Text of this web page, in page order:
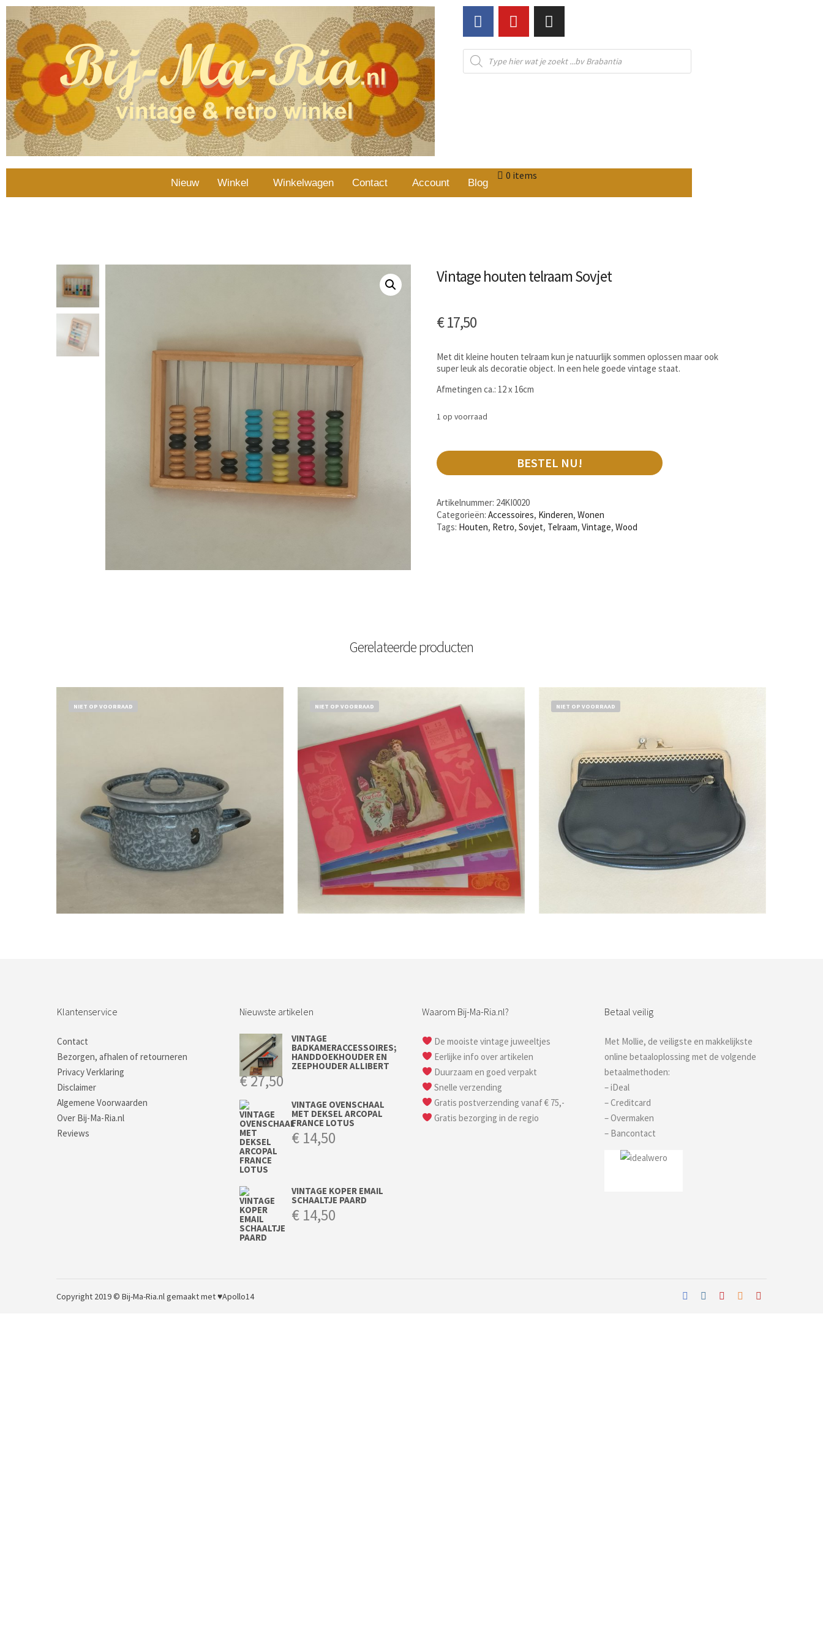
Nieuw Winkel Winkelwagen Contact Account Blog
0 items
Vintage houten telraam Sovjet
€17,50
Met dit kleine houten telraam kun je natuurlijk sommen oplossen maar ook
super leuk als decoratie object. In een hele goede vintage staat.
Afmetingen ca.: 12 x 16cm
1 op voorraad
BESTEL NU!
Artikelnummer: 24KI0020
Categorieën:Accessoires, Kinderen,Wonen
Tags: Houten, Retro,Sovjet, Telraam,Vintage,Wood
Gerelateerde producten
NIET OP VOORRAAD NIET OP VOORRAAD NIET OP VOORRAAD
Klantenservice
Contact
Bezorgen, afhalen of retourneren
Privacy Verklaring
Disclaimer
Algemene Voorwaarden
Over Bij-Ma-Ria.nl
Reviews
Nieuwste artikelen
VINTAGE
BADKAMERACCESSOIRES;
HANDDOEKHOUDER EN
ZEEPHOUDER ALLIBERT
€27,50
VINTAGE OVENSCHAAL
MET DEKSEL ARCOPAL
FRANCE LOTUS
€ 14,50
VINTAGE KOPER EMAIL
SCHAALTJE PAARD
€ 14,50
Waarom Bij-Ma-Ria.nl?
De mooiste vintage juweeltjes
Eerlijke info over artikelen
Duurzaam en goed verpakt
Snelle verzending
Gratis postverzending vanaf € 75,-
Gratis bezorging in de regio
Betaal veilig
Met Mollie, de veiligste en makkelijkste
online betaaloplossing met de volgende
betaalmethoden:
– iDeal
– Creditcard
– Overmaken
– Bancontact
Copyright 2019 © Bij-Ma-Ria.nlgemaakt met ♥Apollo14